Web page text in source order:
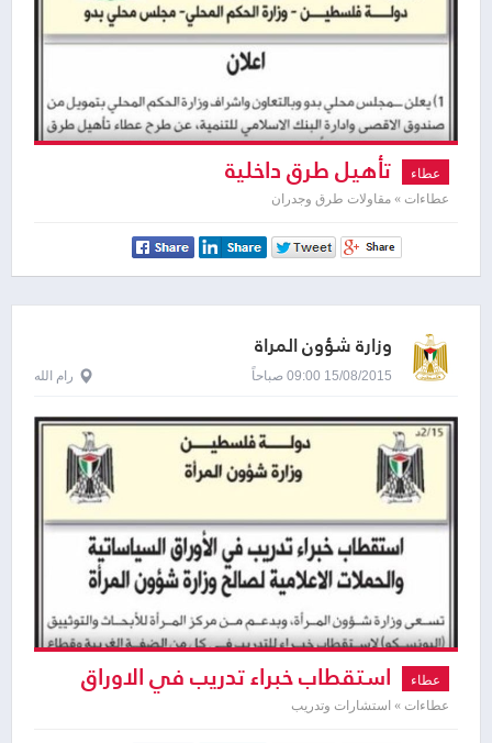
عطاء تأهيل طرق داخلية
عطاءات » مقاولات طرق وجدران
وزارة شؤون المرأة
15/08/2015 09:00 صباحاً رام الله
عطاء استقطاب خبراء تدريب في الاوراق
السياساتية والحملات الاعلامية
عطاءات » استشارات وتدريب